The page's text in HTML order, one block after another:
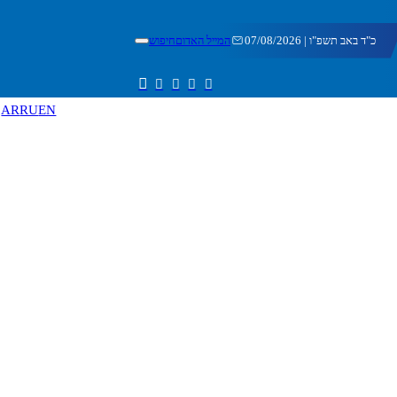
כ"ד באב תשפ"ו | 07/08/2026 המייל האדוםחיפוש
EN
RU
AR